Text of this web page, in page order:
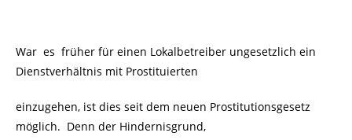
War es früher für einen Lokalbetreiber ungesetzlich ein
Dienstverhältnis mit Prostituierten
einzugehen, ist dies seit dem neuen Prostitutionsgesetz
möglich. Denn der Hindernisgrund,